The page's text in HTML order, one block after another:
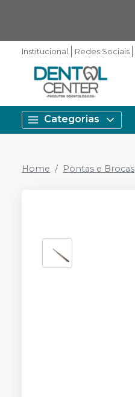
Institucional Redes Sociais
Categorias
Home Pontas e Brocas